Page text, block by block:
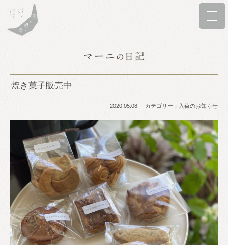
焼き菓子販売中
2020.05.08 カテゴリー： 入荷のお知らせ